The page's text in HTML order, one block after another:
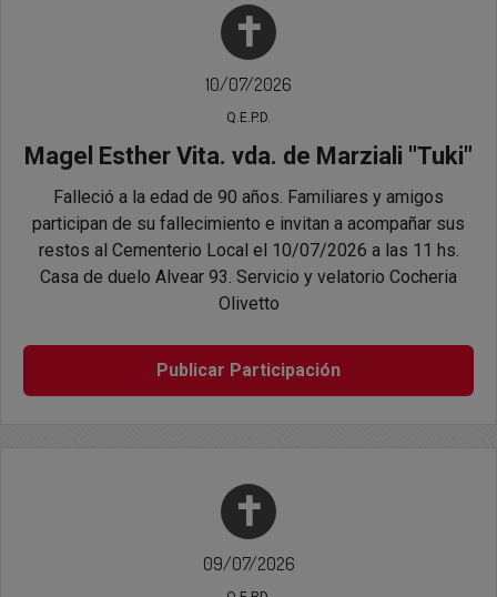
✝
10/07/2026
Q.E.P.D.
Magel Esther Vita. vda. de Marziali "Tuki"
Falleció a la edad de 90 años. Familiares y amigos
participan de su fallecimiento e invitan a acompañar sus
restos al Cementerio Local el 10/07/2026 a las 11 hs.
Casa de duelo Alvear 93. Servicio y velatorio Cocheria
Olivetto
Publicar Participación
✝
09/07/2026